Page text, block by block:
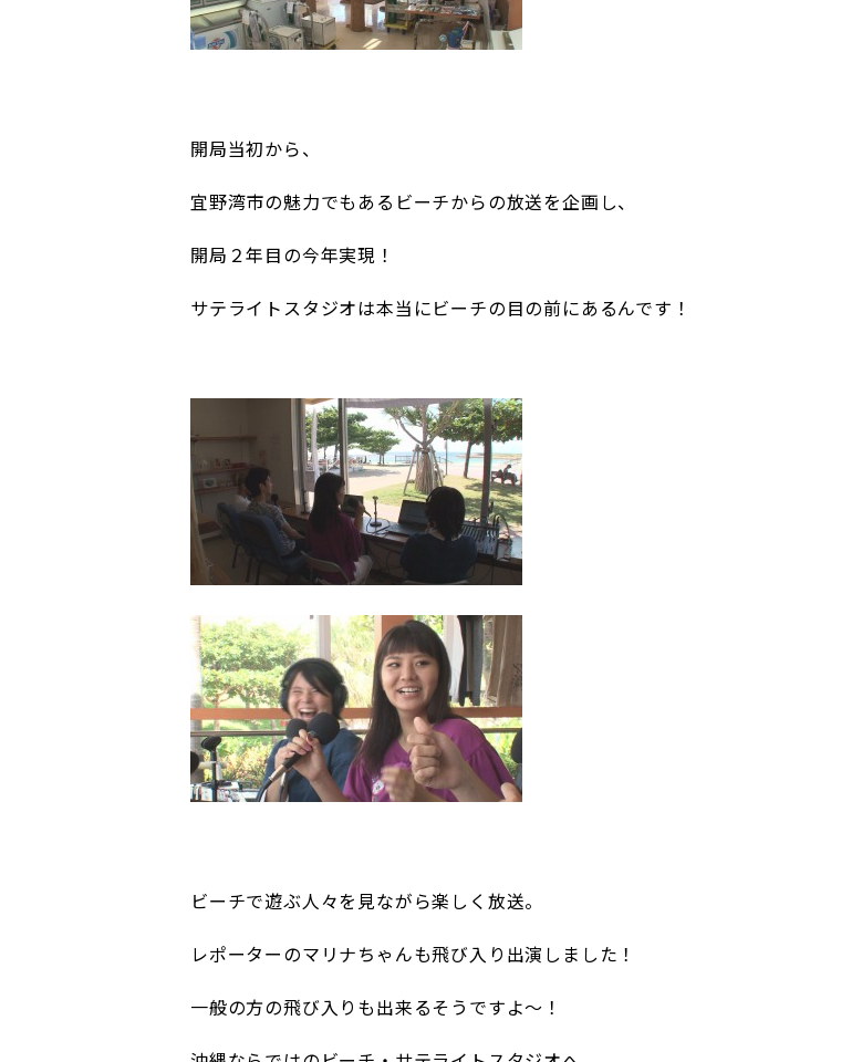
開局当初から、
宜野湾市の魅力でもあるビーチからの放送を企画し、
開局２年目の今年実現！
サテライトスタジオは本当にビーチの目の前にあるんです！
ビーチで遊ぶ人々を見ながら楽しく放送。
レポーターのマリナちゃんも飛び入り出演しました！
一般の方の飛び入りも出来るそうですよ～！